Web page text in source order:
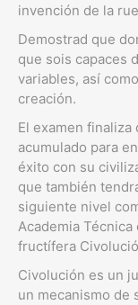
invención de la
Demostrad que
que sois capaces
variables, así
creación.
El examen
acumulado para
éxito con su
que también
siguiente nivel
Academia Técnica
fructífera
Civolución es un
un mecanismo de